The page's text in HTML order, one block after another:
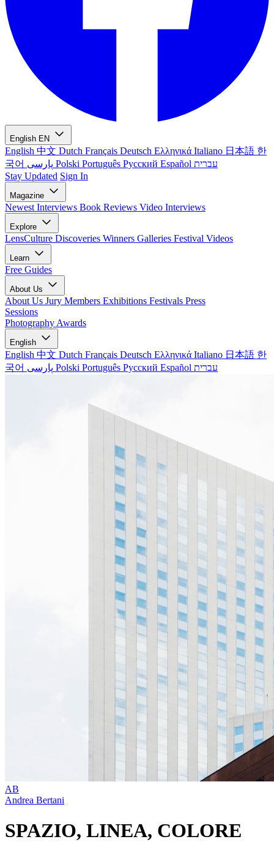
English EN
English 中文 Dutch Français Deutsch Ελληνικά Italiano 日本語 한
국어
Polski Português Русский Español עברית
Stay Updated Sign In
Magazine
Newest Interviews Book Reviews Video Interviews
Explore
LensCulture Discoveries Winners Galleries Festival Videos
Learn
Free Guides
About Us
About Us Jury Members Exhibitions Festivals Press
Sessions
Photography Awards
English
English 中文 Dutch Français Deutsch Ελληνικά Italiano 日本語 한
국어
Polski Português Русский Español עברית
AB
Andrea Bertani
SPAZIO, LINEA, COLORE